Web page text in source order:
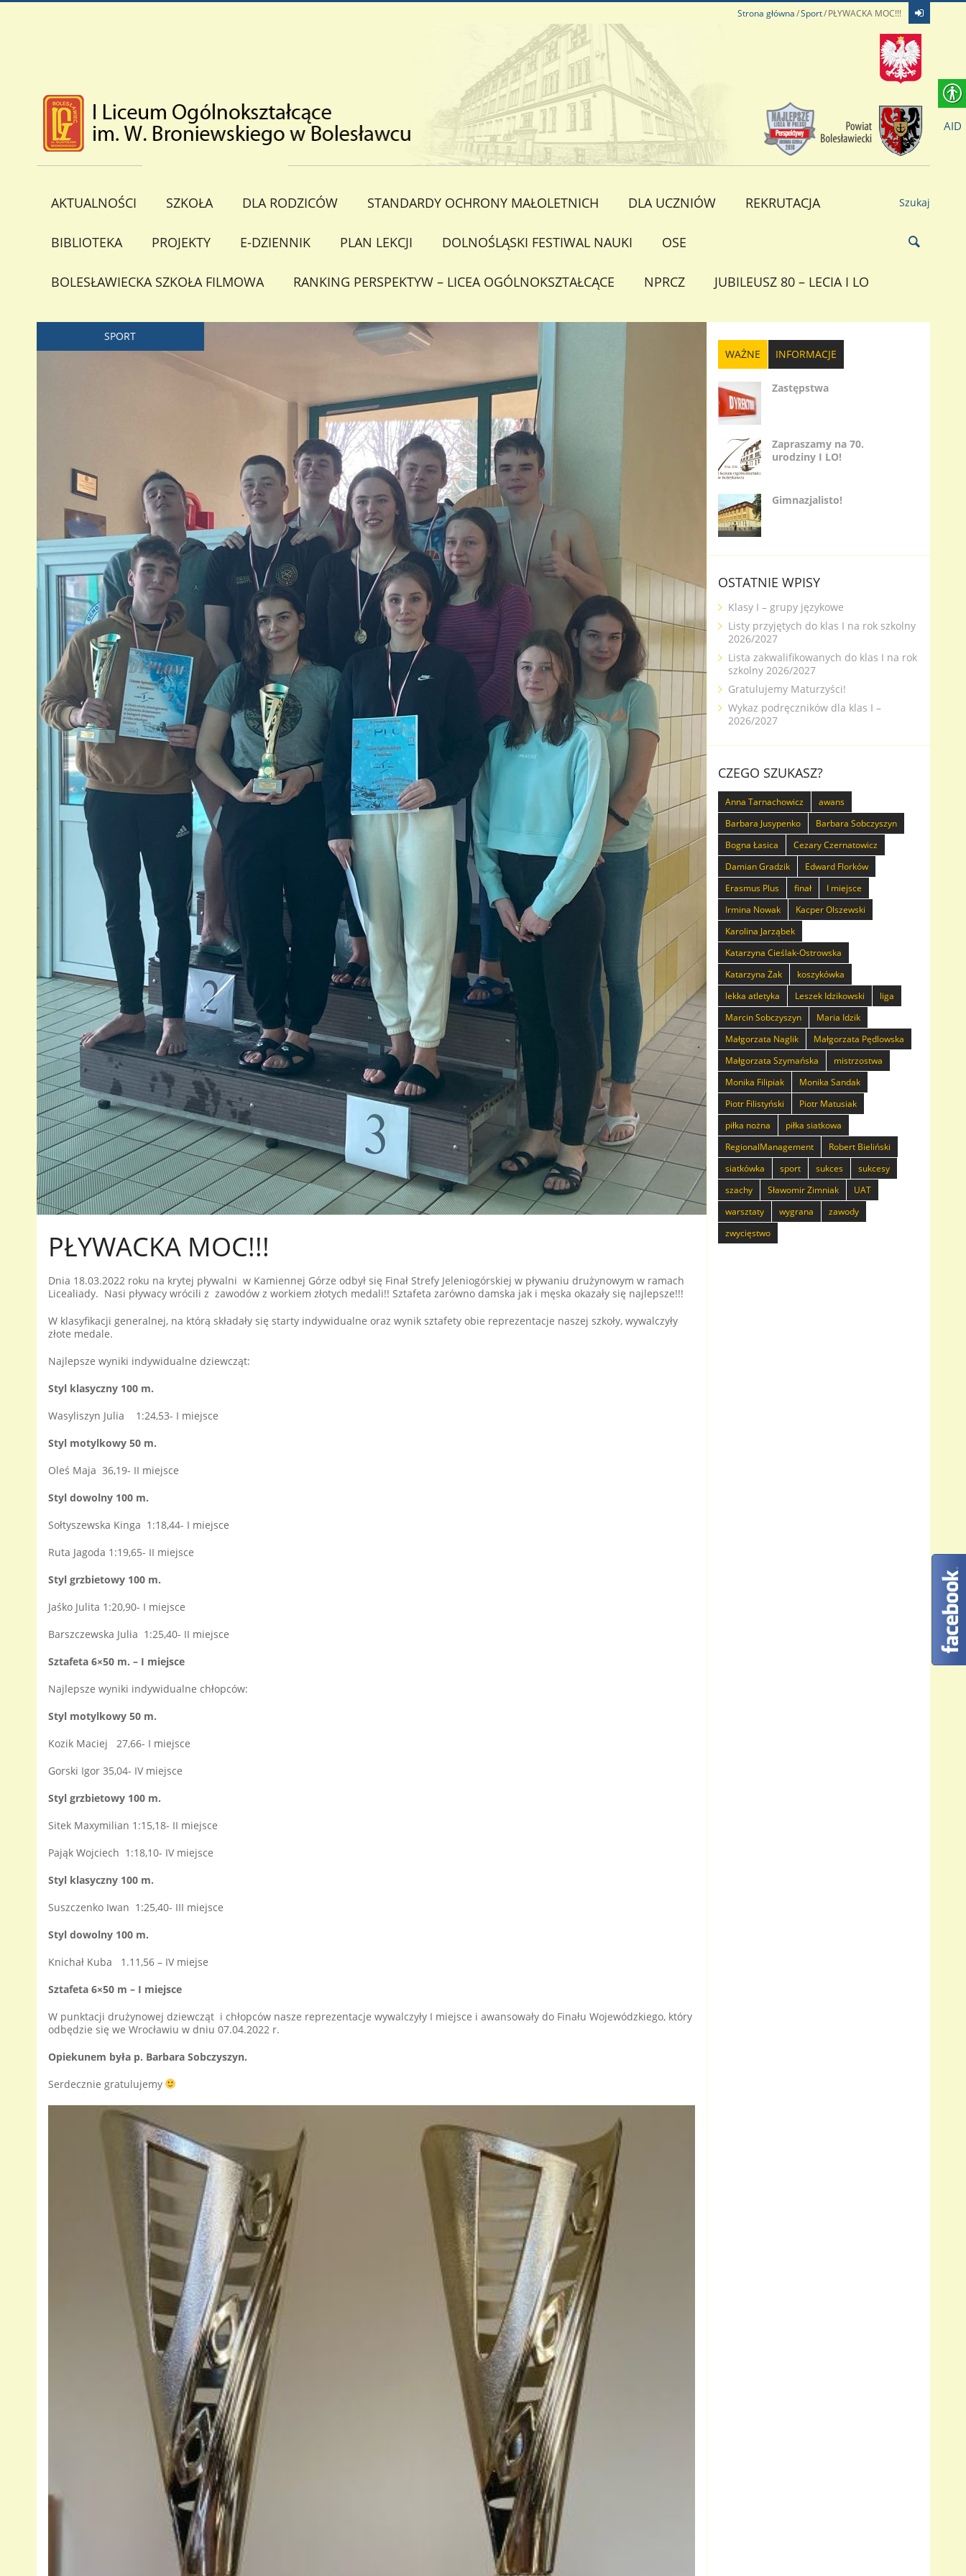
Strona główna Sport PŁYWACKA MOC!!!
AKTUALNOŚCI SZKOŁA DLA RODZICÓW STANDARDY OCHRONY MAŁOLETNICH DLA UCZNIÓW REKRUTACJA
BIBLIOTEKA PROJEKTY E-DZIENNIK PLAN LEKCJI DOLNOŚLĄSKI FESTIWAL NAUKI OSE
BOLESŁAWIECKA SZKOŁA FILMOWA RANKING PERSPEKTYW – LICEA OGÓLNOKSZTAŁCĄCE NPRCZ JUBILEUSZ 80 – LECIA I LO
Szukaj
SPORT
PŁYWACKA MOC!!!
Dnia 18.03.2022 roku na krytej pływalni w Kamiennej Górze odbył się Finał Strefy Jeleniogórskiej w pływaniu drużynowym w ramach
Licealiady. Nasi pływacy wrócili z zawodów z workiem złotych medali!! Sztafeta zarówno damska jak i męska okazały się najlepsze!!!
W klasyfikacji generalnej, na którą składały się starty indywidualne oraz wynik sztafety obie reprezentacje naszej szkoły, wywalczyły
złote medale.
Najlepsze wyniki indywidualne dziewcząt:
Styl klasyczny 100 m.
Wasyliszyn Julia 1:24,53- I miejsce
Styl motylkowy 50 m.
Oleś Maja 36,19- II miejsce
Styl dowolny 100 m.
Sołtyszewska Kinga 1:18,44- I miejsce
Ruta Jagoda 1:19,65- II miejsce
Styl grzbietowy 100 m.
Jaśko Julita 1:20,90- I miejsce
Barszczewska Julia 1:25,40- II miejsce
Sztafeta 6×50 m. – I miejsce
Najlepsze wyniki indywidualne chłopców:
Styl motylkowy 50 m.
Kozik Maciej 27,66- I miejsce
Gorski Igor 35,04- IV miejsce
Styl grzbietowy 100 m.
Sitek Maxymilian 1:15,18- II miejsce
Pająk Wojciech 1:18,10- IV miejsce
Styl klasyczny 100 m.
Suszczenko Iwan 1:25,40- III miejsce
Styl dowolny 100 m.
Knichał Kuba 1.11,56 – IV miejse
Sztafeta 6×50 m – I miejsce
W punktacji drużynowej dziewcząt i chłopców nasze reprezentacje wywalczyły I miejsce i awansowały do Finału Wojewódzkiego, który
odbędzie się we Wrocławiu w dniu 07.04.2022 r.
Opiekunem była p. Barbara Sobczyszyn.
Serdecznie gratulujemy
WAŻNE INFORMACJE
Zastępstwa
Zapraszamy na 70.
urodziny I LO!
Gimnazjalisto!
OSTATNIE WPISY
Klasy I – grupy językowe
Listy przyjętych do klas I na rok szkolny
2026/2027
Lista zakwalifikowanych do klas I na rok
szkolny 2026/2027
Gratulujemy Maturzyści!
Wykaz podręczników dla klas I –
2026/2027
CZEGO SZUKASZ?
Anna Tarnachowicz
awans
Barbara Jusypenko
Barbara Sobczyszyn
Bogna Łasica
Cezary Czernatowicz
Damian Gradzik
Edward Florków
Erasmus Plus
finał
I miejsce
Irmina Nowak
Kacper Olszewski
Karolina Jarząbek
Katarzyna Cieślak-Ostrowska
Katarzyna Żak
koszykówka
lekka atletyka
Leszek Idzikowski
liga
Marcin Sobczyszyn
Maria Idzik
Małgorzata Naglik
Małgorzata Pędlowska
Małgorzata Szymańska
mistrzostwa
Monika Filipiak
Monika Sandak
Piotr Filistyński
Piotr Matusiak
piłka nożna
piłka siatkowa
RegionalManagement
Robert Bieliński
siatkówka
sport sukces
sukcesy
szachy
Sławomir Zimniak
UAT
warsztaty
wygrana
zawody
zwycięstwo
AID